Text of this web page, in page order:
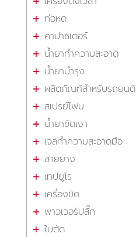
ท่อหด
คาปาซิเตอร์
น้ำยาทำความสะอาด
น้ำยาบำรุง
ผลิตภัณฑ์สำหรับรถยนต์
สเปรย์โฟม
น้ำยาขัดเงา
เจลทำความสะอาดมือ
สายยาง
เทปยูโร
เครื่องขัด
พาวเวอร์ปลั๊ก
ใบตัด